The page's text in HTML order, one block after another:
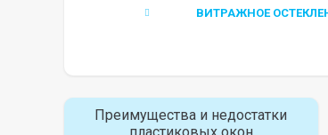
ВИТРАЖНОЕ
Преимущества и недостатки
пластиковых окон